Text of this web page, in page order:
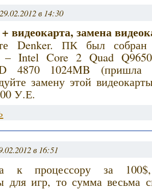
29.02.2012 в 14:30
видеокарта, замена
Denker. ПК был
– Intel Core 2 Quad
4870 1024MB (пришла
замену этой
У.Е.
в 16:51
к процессору за
для игр, то сумма весьма